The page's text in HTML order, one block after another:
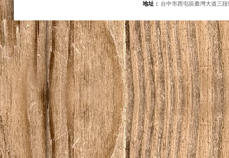
地址： 台中市西屯區臺灣大道三